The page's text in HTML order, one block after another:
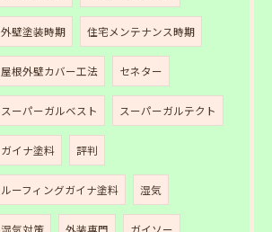
外壁塗装時期 住宅メンテナンス時期
屋根外壁カバー工法 セネター
スーパーガルベスト スーパーガルテクト
ガイナ塗料 評判
ルーフィングガイナ塗料 湿気